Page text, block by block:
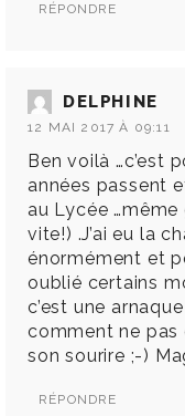
RÉPONDRE
DELPHINE
12 MAI 2017 À 09:11
Ben voilà …c’est
années passent
au Lycée
vite!) .J’ai eu la
énormément et
oublié certains
c’est une
comment ne pas
son sourire ;-)
RÉPONDRE